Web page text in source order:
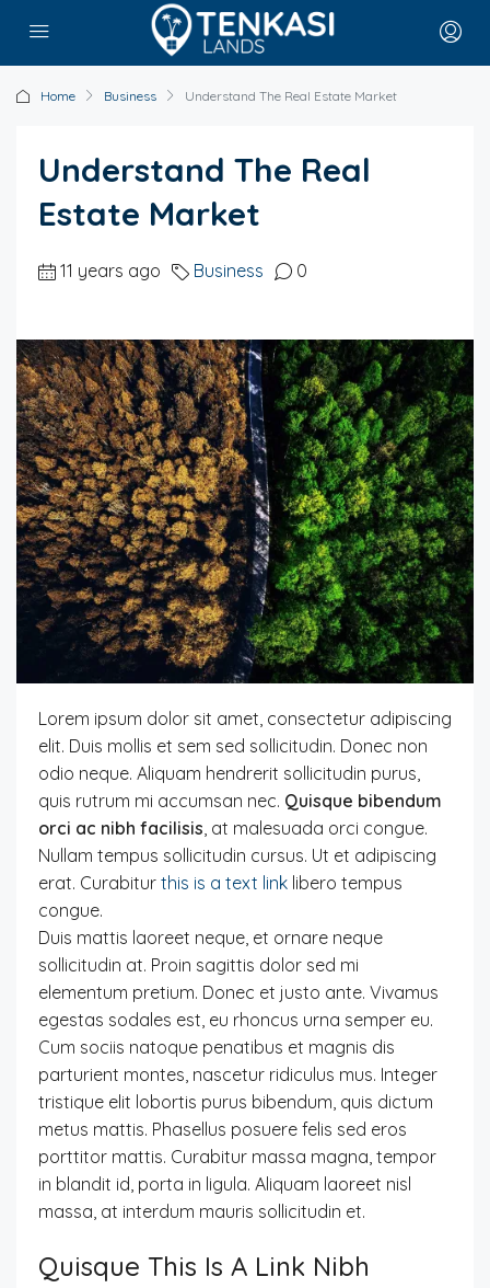
Home Business Understand The Real Estate Market
Understand The Real
Estate Market
11 years ago Business 0
Lorem ipsum dolor sit amet, consectetur adipiscing
elit. Duis mollis et sem sed sollicitudin. Donec non
odio neque. Aliquam hendrerit sollicitudin purus,
quis rutrum mi accumsan nec. Quisque bibendum
orci ac nibh facilisis , at malesuada orci congue.
Nullam tempus sollicitudin cursus. Ut et adipiscing
erat. Curabitur this is a text link libero tempus
congue.
Duis mattis laoreet neque, et ornare neque
sollicitudin at. Proin sagittis dolor sed mi
elementum pretium. Donec et justo ante. Vivamus
egestas sodales est, eu rhoncus urna semper eu.
Cum sociis natoque penatibus et magnis dis
parturient montes, nascetur ridiculus mus. Integer
tristique elit lobortis purus bibendum, quis dictum
metus mattis. Phasellus posuere felis sed eros
porttitor mattis. Curabitur massa magna, tempor
in blandit id, porta in ligula. Aliquam laoreet nisl
massa, at interdum mauris sollicitudin et.
Quisque This Is A Link Nibh